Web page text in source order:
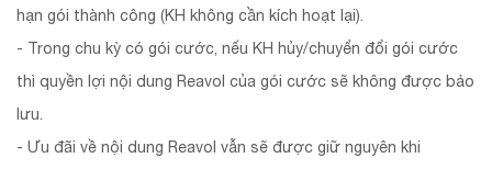
hạn gói thành công (KH không cần kích hoạt lại).
- Trong chu kỳ có gói cước, nếu KH hủy/chuyển đổi gói cước
thì quyền lợi nội dung Reavol của gói cước sẽ không được bảo
lưu.
- Ưu đãi về nội dung Reavol vẫn sẽ được giữ nguyên khi